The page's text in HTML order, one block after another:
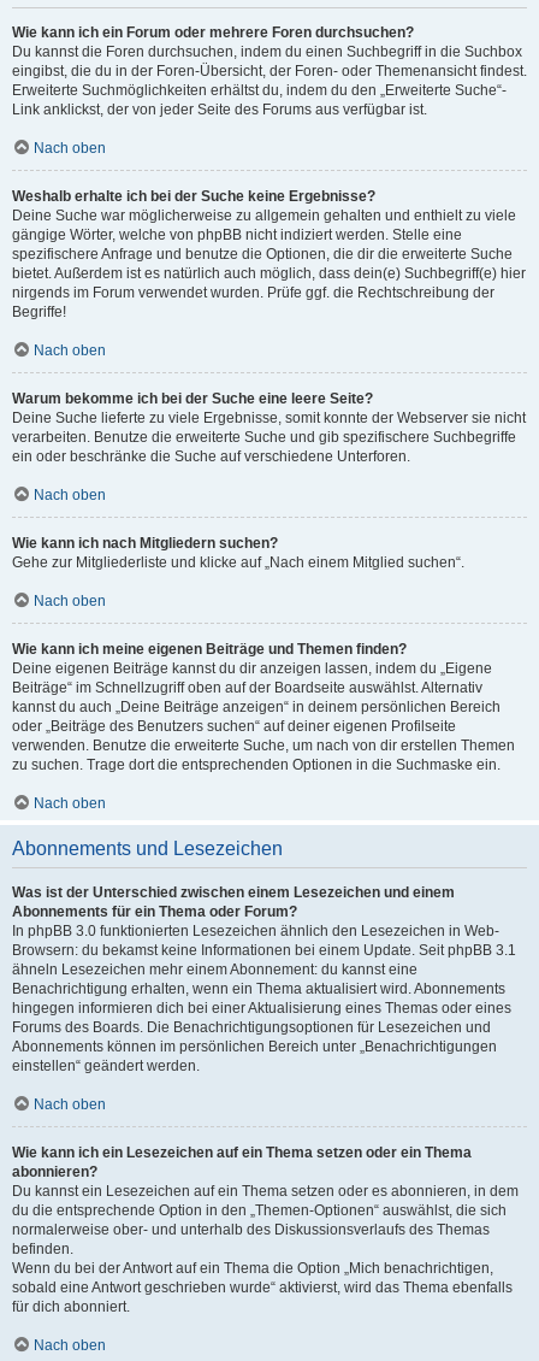
Wie kann ich ein Forum oder mehrere Foren durchsuchen?
Du kannst die Foren durchsuchen, indem du einen Suchbegriff in die Suchbox
eingibst, die du in der Foren-Übersicht, der Foren- oder Themenansicht findest.
Erweiterte Suchmöglichkeiten erhältst du, indem du den „Erweiterte Suche“-
Link anklickst, der von jeder Seite des Forums aus verfügbar ist.
Nach oben
Weshalb erhalte ich bei der Suche keine Ergebnisse?
Deine Suche war möglicherweise zu allgemein gehalten und enthielt zu viele
gängige Wörter, welche von phpBB nicht indiziert werden. Stelle eine
spezifischere Anfrage und benutze die Optionen, die dir die erweiterte Suche
bietet. Außerdem ist es natürlich auch möglich, dass dein(e) Suchbegriff(e) hier
nirgends im Forum verwendet wurden. Prüfe ggf. die Rechtschreibung der
Begriffe!
Nach oben
Warum bekomme ich bei der Suche eine leere Seite?
Deine Suche lieferte zu viele Ergebnisse, somit konnte der Webserver sie nicht
verarbeiten. Benutze die erweiterte Suche und gib spezifischere Suchbegriffe
ein oder beschränke die Suche auf verschiedene Unterforen.
Nach oben
Wie kann ich nach Mitgliedern suchen?
Gehe zur Mitgliederliste und klicke auf „Nach einem Mitglied suchen“.
Nach oben
Wie kann ich meine eigenen Beiträge und Themen finden?
Deine eigenen Beiträge kannst du dir anzeigen lassen, indem du „Eigene
Beiträge“ im Schnellzugriff oben auf der Boardseite auswählst. Alternativ
kannst du auch „Deine Beiträge anzeigen“ in deinem persönlichen Bereich
oder „Beiträge des Benutzers suchen“ auf deiner eigenen Profilseite
verwenden. Benutze die erweiterte Suche, um nach von dir erstellen Themen
zu suchen. Trage dort die entsprechenden Optionen in die Suchmaske ein.
Nach oben
Abonnements und Lesezeichen
Was ist der Unterschied zwischen einem Lesezeichen und einem
Abonnements für ein Thema oder Forum?
In phpBB 3.0 funktionierten Lesezeichen ähnlich den Lesezeichen in Web-
Browsern: du bekamst keine Informationen bei einem Update. Seit phpBB 3.1
ähneln Lesezeichen mehr einem Abonnement: du kannst eine
Benachrichtigung erhalten, wenn ein Thema aktualisiert wird. Abonnements
hingegen informieren dich bei einer Aktualisierung eines Themas oder eines
Forums des Boards. Die Benachrichtigungsoptionen für Lesezeichen und
Abonnements können im persönlichen Bereich unter „Benachrichtigungen
einstellen“ geändert werden.
Nach oben
Wie kann ich ein Lesezeichen auf ein Thema setzen oder ein Thema
abonnieren?
Du kannst ein Lesezeichen auf ein Thema setzen oder es abonnieren, in dem
du die entsprechende Option in den „Themen-Optionen“ auswählst, die sich
normalerweise ober- und unterhalb des Diskussionsverlaufs des Themas
befinden.
Wenn du bei der Antwort auf ein Thema die Option „Mich benachrichtigen,
sobald eine Antwort geschrieben wurde“ aktivierst, wird das Thema ebenfalls
für dich abonniert.
Nach oben